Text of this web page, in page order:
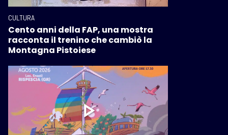
CULTURA
Cento anni della FAP, una mostra
racconta il trenino che cambiò la
Montagna Pistoiese